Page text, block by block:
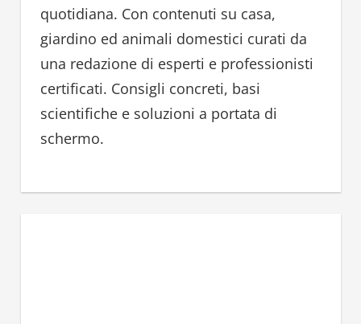
:
quotidiana. Con contenuti su casa,
giardino ed animali domestici curati da
una redazione di esperti e professionisti
certificati. Consigli concreti, basi
scientifiche e soluzioni a portata di
schermo.